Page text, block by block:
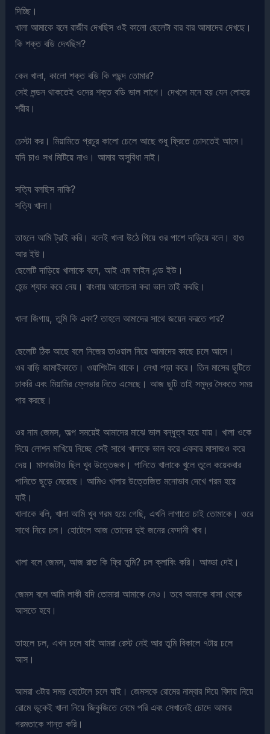
দিচ্ছি।
খালা আমাকে বলে রাজীব দেখছিস ওই কালো ছেলেটা বার বার আমাদের দেখছে।
কি শক্ত বডি দেখছিস?
কেন খালা, কালো শক্ত বডি কি পছন্দ তোমার?
সেই লন্ডন থাকতেই ওদের শক্ত বডি ভাল লাগে। দেখলে মনে হয় যেন লোহার
শরীর।
চেস্টা কর। মিয়ামিতে প্রচুর কালো চেলে আছে শুধু ফ্রিতে চোদতেই আসে।
যদি চাও সখ মিটিয়ে নাও। আমার অসুবিধা নাই।
সত্যি বলছিস নাকি?
সত্যি খালা।
তাহলে আমি ট্রাই করি। বলেই খালা উঠে গিয়ে ওর পাশে দাড়িয়ে বলে। হাও
আর ইউ।
ছেলেটি দাড়িয়ে খালাকে বলে, আই এম ফাইন এন্ড ইউ।
হেন্ড শ্যাক করে নেয়। বাংলায় আলোচনা করা ভাল তাই করছি।
খালা জিগায়, তুমি কি একা? তাহলে আমাদের সাথে জয়েন করতে পার?
ছেলেটি ঠিক আছে বলে নিজের তাওয়াল নিয়ে আমাদের কাছে চলে আসে।
ওর বাড়ি জামাইকাতে। ওয়াশিংটন থাকে। লেখা পড়া করে। তিন মাসের ছুটিতে
চাকরি এবং মিয়ামির ফ্লেভার নিতে এসেছে। আজ ছুটি তাই সমুদ্র সৈকতে সময়
পার করছে।
ওর নাম জেমস, অল্প সময়েই আমাদের মাঝে ভাল বন্ধুত্ব হয়ে যায়। খালা ওকে
দিয়ে লোশন মাখিয়ে নিচ্ছে সেই সাথে খালাকে ভাল করে একবার মাসাজও করে
দেয়। মাসাজটাও ছিল খুব উত্তেজক। পানিতে খালাকে খুলে তুলে কয়েকবার
পানিতে ছুড়ে মেরেছে। আমিও খালার উত্তেজিত মনোভাব দেখে গরম হয়ে
যাই।
খালাকে বলি, খালা আমি খুব গরম হয়ে গেছি, এখনি লাগাতে চাই তোমাকে। ওরে
সাথে নিয়ে চল। হোটেলে আজ তোদের দুই জনের ফেদানী খাব।
খালা বলে জেমস, আজ রাত কি ফ্রি তুমি? চল ক্লাবিং করি। আড্ডা দেই।
জেমস বলে আমি লাকী যদি তোমারা আমাকে নেও। তবে আমাকে বাসা থেকে
আসতে হবে।
তাহলে চল, এখন চলে যাই আমরা রেস্ট নেই আর তুমি বিকালে ৭টায় চলে
আস।
আমরা ৩টার সময় হোটেলে চলে যাই। জেমসকে রোমের নাম্বার দিয়ে বিদায় নিয়ে
রোমে ডুকেই খালা নিয়ে জিকুজিতে নেমে পরি এবং সেখানেই চোদে আমার
গরমতাকে শান্ত করি।